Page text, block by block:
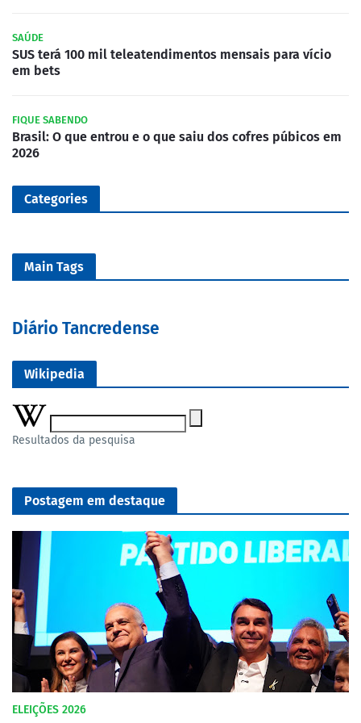
SAÚDE
SUS terá 100 mil teleatendimentos mensais para vício
em bets
FIQUE SABENDO
Brasil: O que entrou e o que saiu dos cofres púbicos em
2026
Categories
Main Tags
Diário Tancredense
Wikipedia
Resultados da pesquisa
Postagem em destaque
ELEIÇÕES 2026